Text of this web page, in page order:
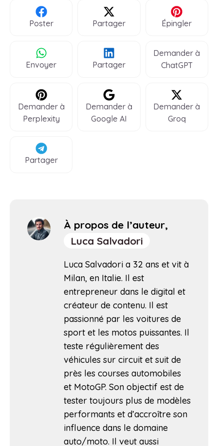
Poster Partager Épingler
Envoyer Partager
Demander à
ChatGPT
Demander à
Perplexity
Demander à
Google AI
Demander à
Groq
Partager
À propos de l’auteur,
Luca Salvadori
Luca Salvadori a 32 ans et vit à
Milan, en Italie. Il est
entrepreneur dans le digital et
créateur de contenu. Il est
passionné par les voitures de
sport et les motos puissantes. Il
teste régulièrement des
véhicules sur circuit et suit de
près les courses automobiles
et MotoGP. Son objectif est de
tester toujours plus de modèles
performants et d’accroître son
influence dans le domaine
auto/moto. Il veut aussi